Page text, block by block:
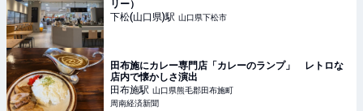
リー）
下松(山口県)駅 山口県下松市
田布施にカレー専門店「カレーのランプ」 レトロな
店内で懐かしさ演出
田布施駅 山口県熊毛郡田布施町
周南経済新聞